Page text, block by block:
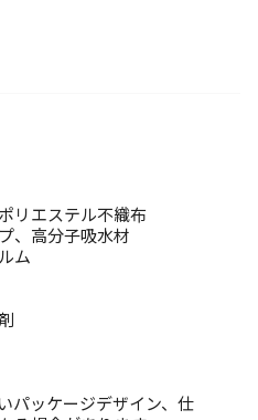
リエステル不織布
、高分子吸水材
ム
パッケージデザイン、仕